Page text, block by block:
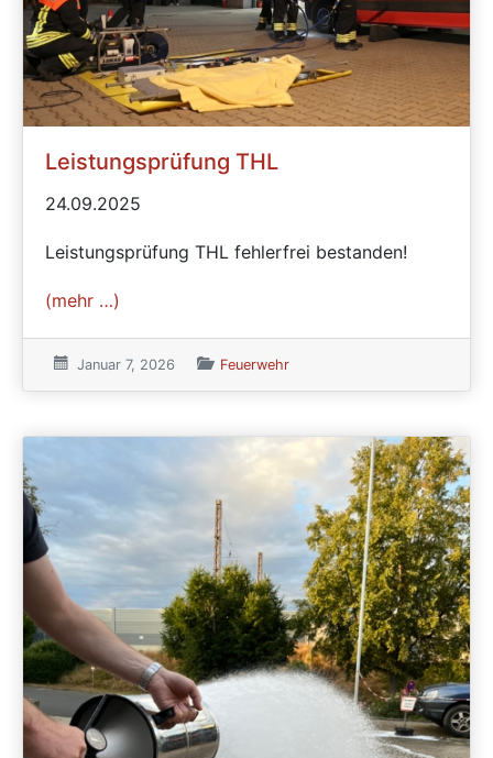
Leistungsprüfung THL
24.09.2025
Leistungsprüfung THL fehlerfrei bestanden!
(mehr …)
Veröffentlicht am:
Januar 7, 2026 Veröffentlicht in den Kategorien
Feuerwehr